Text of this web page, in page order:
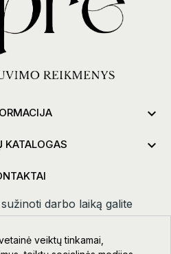

KATALOGAS 
darbo laiką galite
kontaktai.
111-109, Klaipėda
veiktų tinkamai,